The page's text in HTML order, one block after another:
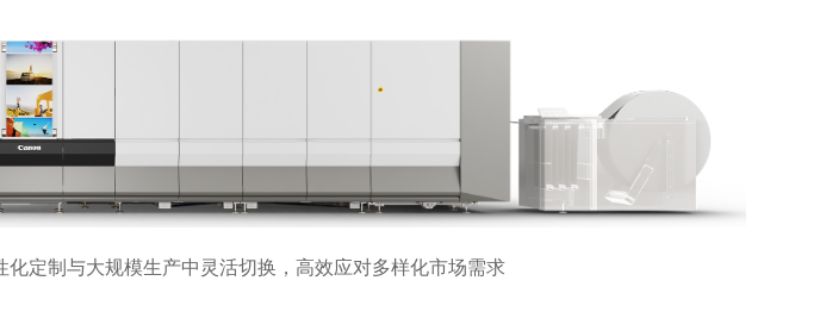
定制与大规模生产中灵活切换，高效应对多样化市场需求